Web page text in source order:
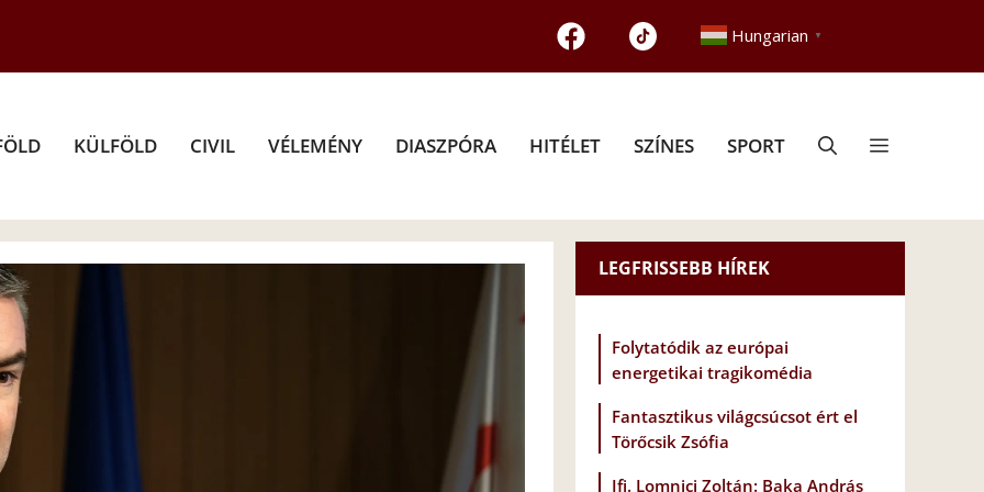
Hungarian ▼
KÜLFÖLD CIVIL VÉLEMÉNY DIASZPÓRA HITÉLET SZÍNES SPORT
LEGFRISSEBB HÍREK
Folytatódik az európai
energetikai tragikomédia
Fantasztikus világcsúcsot ért el
Törőcsik Zsófia
Ifj. Lomnici Zoltán: Baka András